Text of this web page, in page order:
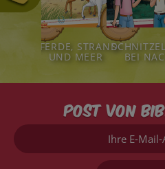
111 124
PFERDE, STRAND
UND MEER BEI
Post von
Ihre
Mail-